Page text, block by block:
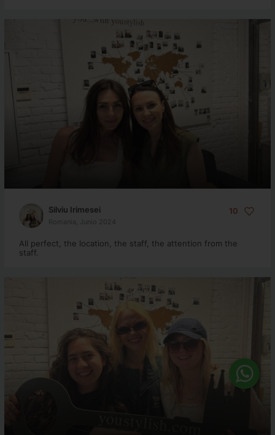
Silviu Irimesei 10
Romania, Junio 2024
All perfect, the location, the staff, the attention from the
staff.